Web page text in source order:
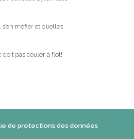
s’en méfier et quelles
doit pas couler à flot!
de protections des données